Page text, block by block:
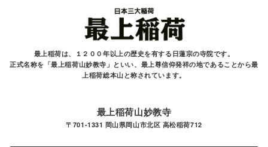
最上稲荷は、１２００年以上の歴史を有する 日蓮宗の寺院です。
正式名称を「最上稲荷山妙教寺」といい、最上尊信仰発祥の地であることから最
上稲荷総本山と称されています。
最上稲荷山妙教寺
〒701-1331 岡山県岡山市北区 高松稲荷712